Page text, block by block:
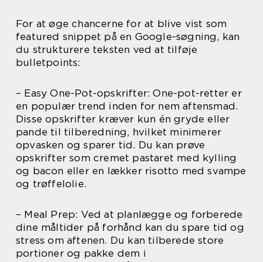
For at øge chancerne for at blive vist som
featured snippet på en Google-søgning, kan
du strukturere teksten ved at tilføje
bulletpoints:
– Easy One-Pot-opskrifter: One-pot-retter er
en populær trend inden for nem aftensmad.
Disse opskrifter kræver kun én gryde eller
pande til tilberedning, hvilket minimerer
opvasken og sparer tid. Du kan prøve
opskrifter som cremet pastaret med kylling
og bacon eller en lækker risotto med svampe
og trøffelolie.
– Meal Prep: Ved at planlægge og forberede
dine måltider på forhånd kan du spare tid og
stress om aftenen. Du kan tilberede store
portioner og pakke dem i